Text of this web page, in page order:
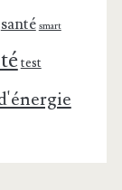
santé smart
test